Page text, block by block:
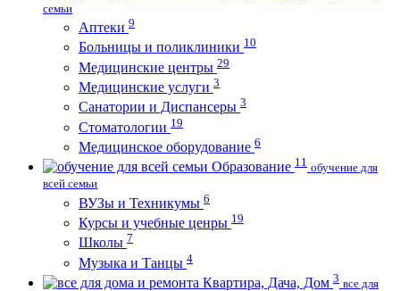
семьи
Аптеки 9
Больницы и поликлиники 10
Медицинские центры 29
Медицинские услуги 3
Санатории и Диспансеры 3
Стоматологии 19
Медицинское оборудование 6
Образование 11 обучение для
всей семьи
ВУЗы и Техникумы 6
Курсы и учебные ценры 19
Школы 7
Музыка и Танцы 4
Квартира, Дача, Дом 3 все для